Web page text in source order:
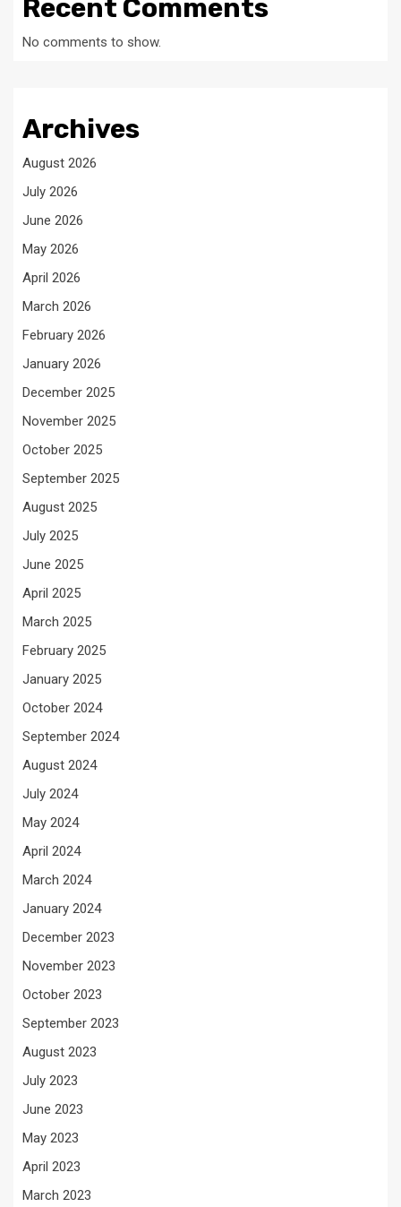
Recent Comments
No comments to show.
Archives
August 2026
July 2026
June 2026
May 2026
April 2026
March 2026
February 2026
January 2026
December 2025
November 2025
October 2025
September 2025
August 2025
July 2025
June 2025
April 2025
March 2025
February 2025
January 2025
October 2024
September 2024
August 2024
July 2024
May 2024
April 2024
March 2024
January 2024
December 2023
November 2023
October 2023
September 2023
August 2023
July 2023
June 2023
May 2023
April 2023
March 2023